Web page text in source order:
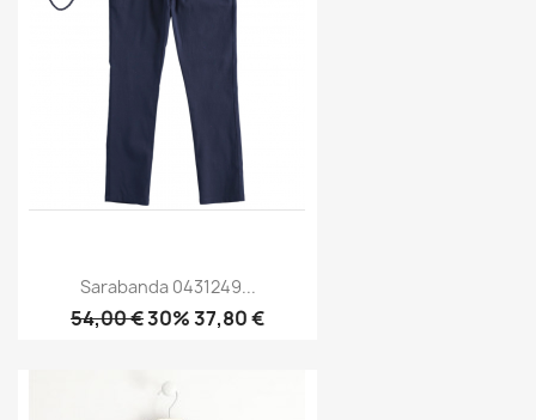
Sarabanda 0431249...
54,00 €30% 37,80 €